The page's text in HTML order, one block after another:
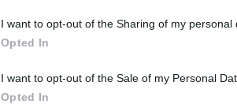
I want to opt-out of the Sharing of my personal
Opted In
I want to opt-out of the Sale of my Personal
Opted In
ΆΡΘΡΟ